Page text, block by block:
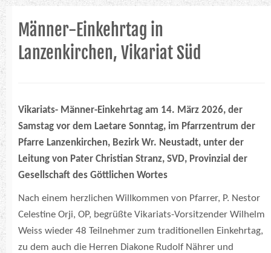
Männer-Einkehrtag in
Lanzenkirchen, Vikariat Süd
Vikariats- Männer-Einkehrtag am 14. März 2026, der
Samstag vor dem Laetare Sonntag, im Pfarrzentrum der
Pfarre Lanzenkirchen, Bezirk Wr. Neustadt, unter der
Leitung von Pater Christian Stranz, SVD, Provinzial der
Gesellschaft des Göttlichen Wortes
Nach einem herzlichen Willkommen von Pfarrer, P. Nestor
Celestine Orji, OP, begrüßte Vikariats-Vorsitzender Wilhelm
Weiss wieder 48 Teilnehmer zum traditionellen Einkehrtag,
zu dem auch die Herren Diakone Rudolf Nährer und